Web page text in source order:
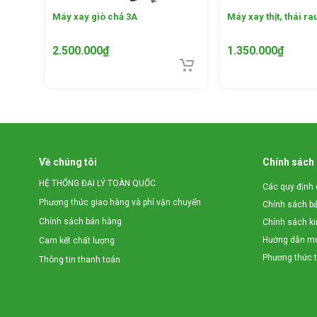
Tính năng thái
Máy xay giò chả 3A
2.500.000₫
Máy xay thịt, thái
1.350.000₫
Về chúng tôi
HỆ THỐNG ĐẠI LÝ TOÀN QUỐC
Phương thức giao hàng và phí vận chuyển
Chính sách bán hàng
Cam kết chất lượng
Thông tin thanh toán
Chính sách
Các quy định
Chính sách
Chính sách
Hướng dẫn
Phương thức